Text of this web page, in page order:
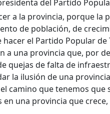
del Partido
a la provincia, porque la
de población, de
el Partido Popular de
a una provincia que, por
quejas de falta de
la ilusión de una
camino que tenemos que
una provincia que